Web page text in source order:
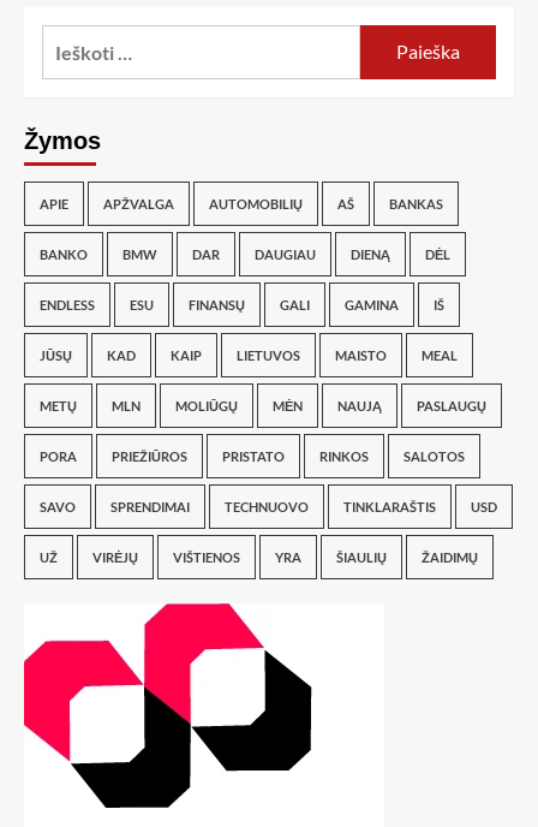
Žymos
APIE APŽVALGA AUTOMOBILIŲ AŠ BANKAS
BANKO BMW DAR DAUGIAU DIENĄ DĖL
ENDLESS ESU FINANSŲ GALI GAMINA IŠ
JŪSŲ KAD KAIP LIETUVOS MAISTO MEAL
METŲ MLN MOLIŪGŲ MĖN NAUJĄ PASLAUGŲ
PORA PRIEŽIŪROS PRISTATO RINKOS SALOTOS
SAVO SPRENDIMAI TECHNUOVO TINKLARAŠTIS USD
UŽ VIRĖJŲ VIŠTIENOS YRA ŠIAULIŲ ŽAIDIMŲ